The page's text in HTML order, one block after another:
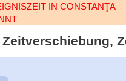
IN CONSTANŢA